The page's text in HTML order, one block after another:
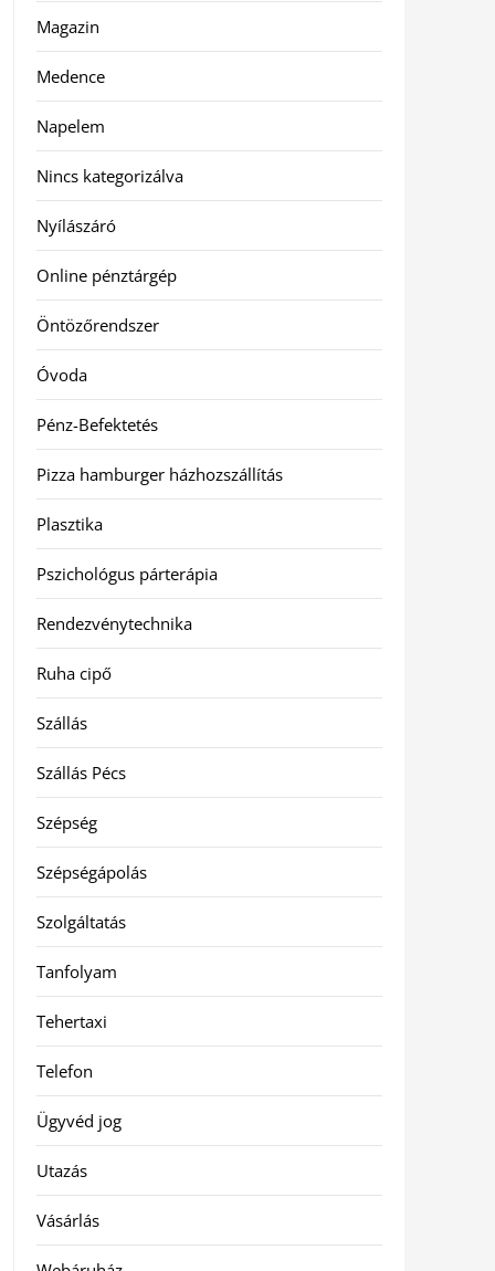
Magazin
Medence
Napelem
Nincs kategorizálva
Nyílászáró
Online pénztárgép
Öntözőrendszer
Óvoda
Pénz-Befektetés
Pizza hamburger házhozszállítás
Plasztika
Pszichológus párterápia
Rendezvénytechnika
Ruha cipő
Szállás
Szállás Pécs
Szépség
Szépségápolás
Szolgáltatás
Tanfolyam
Tehertaxi
Telefon
Ügyvéd jog
Utazás
Vásárlás